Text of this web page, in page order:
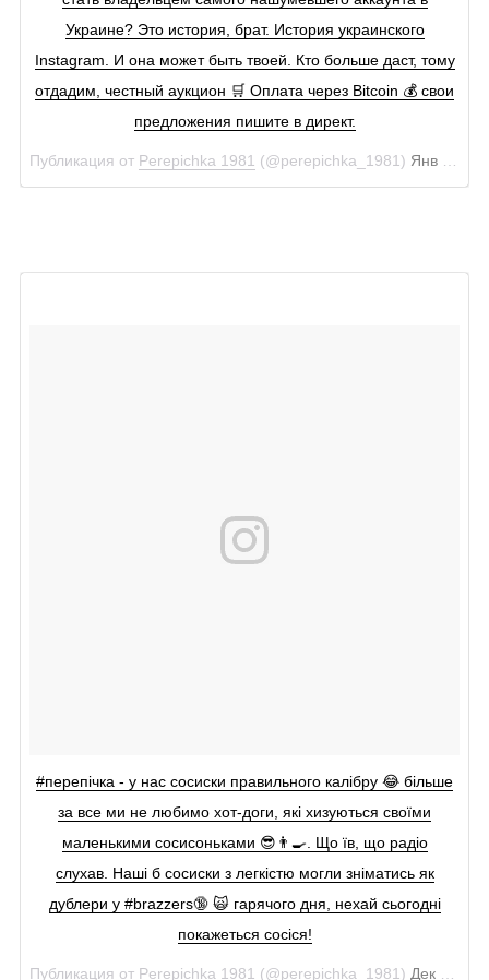
Украине? Это история, брат. История украинского
Instagram. И она может быть твоей. Кто больше даст, тому
отдадим, честный аукцион 🛒 Оплата через Bitcoin 💰 свои
предложения пишите в директ.
Публикация от Perepichka 1981 (@perepichka_1981) Янв 15, 2018 at 12:00 PST
#перепічка - у нас сосиски правильного калібру 😂 більше
за все ми не любимо хот-доги, які хизуються своїми
маленькими сосисоньками 😎👨‍🍳. Що їв, що радіо
слухав. Наші б сосиски з легкістю могли зніматись як
дублери у #brazzers🔞 🙀 гарячого дня, нехай сьогодні
покажеться сосіся!
Публикация от Perepichka 1981 (@perepichka_1981) Дек 11, 2017 at 2:37 PST